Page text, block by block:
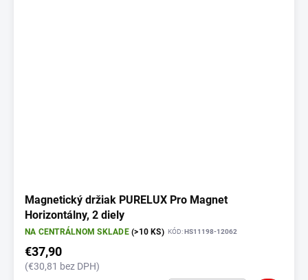
Magnetický držiak PURELUX Pro Magnet
Horizontálny, 2 diely
NA CENTRÁLNOM SKLADE(>10 KS) KÓD:HS11198-12062
€37,90
(€30,81 bez DPH)